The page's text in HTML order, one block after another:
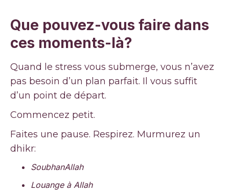
Que pouvez-vous faire dans
ces moments-là?
Quand le stress vous submerge, vous n’avez
pas besoin d’un plan parfait. Il vous suffit
d’un point de départ.
Commencez petit.
Faites une pause. Respirez. Murmurez un
dhikr:
SoubhanAllah
Louange à Allah